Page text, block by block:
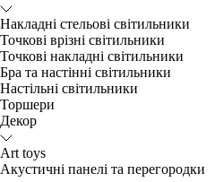
Накладні стельові світильники
Точкові врізні світильники
Точкові накладні світильники
Бра та настінні світильники
Настільні світильники
Торшери
Декор
Art toys
Акустичні панелі та перегородки